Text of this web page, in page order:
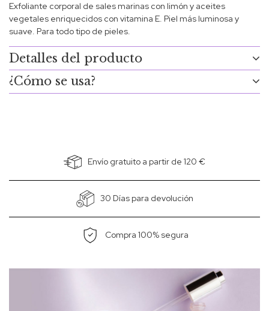
Exfoliante corporal de sales marinas con limón y aceites
vegetales enriquecidos con vitamina E. Piel más luminosa y
suave. Para todo tipo de pieles.
Detalles del producto
¿Cómo se usa?
Envío gratuito a partir de 120 €
30 Días para devolución
Compra 100% segura